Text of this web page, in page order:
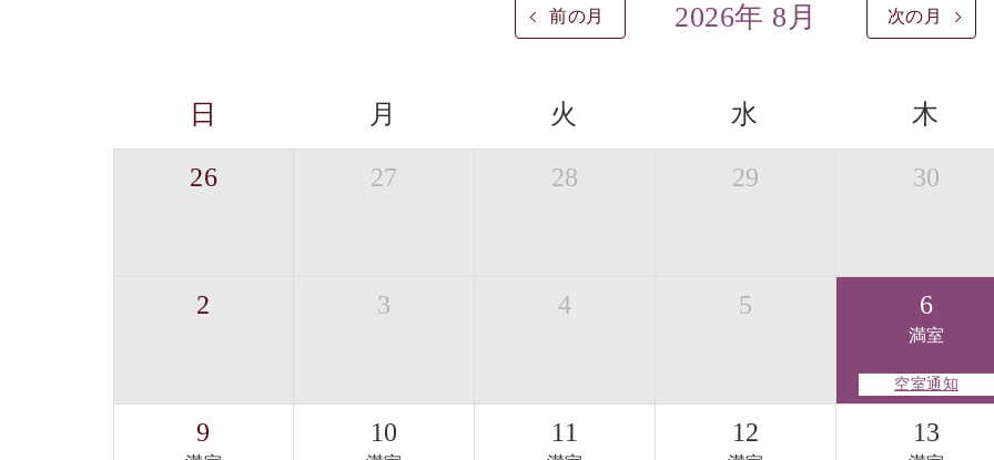
前の月 2026年 8月 次の月
日 月 火 水 木
26 27 28 29 30
2 3 4 5 6
満室
空室通知
9 10 11 12 13